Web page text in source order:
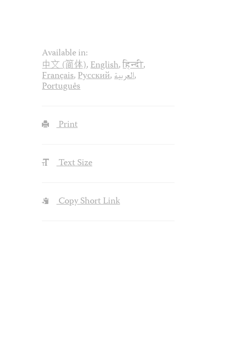
Available in:
中文 (简体),English,हिन्दी,
Français,Русский,العربية,
Português
Print
Text Size
Copy Short Link